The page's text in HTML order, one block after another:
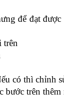
để đạt
trên
có thì chỉnh
bước trên